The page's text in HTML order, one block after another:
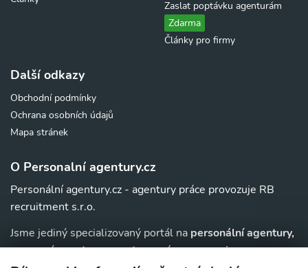
Zaslat poptávku agenturám
Zdarma
Články pro firmy
Další odkazy
Obchodní podmínky
Ochrana osobních údajů
Mapa stránek
O Personalní agentury.cz
Personální agentury.cz - agentury práce provozuje RB
recruitment s.r.o.
Jsme jediný specializovaný portál na personální agentury,
pracovní agentury, agentury práce a au-pairagentury v